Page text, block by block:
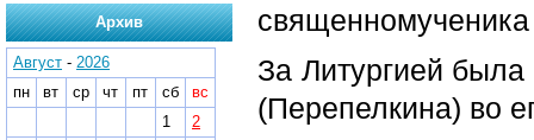
За Литургией
(Перепелкина) во
Архив
Август - 2026
пн
вт ср чт пт сб
вс
1
2